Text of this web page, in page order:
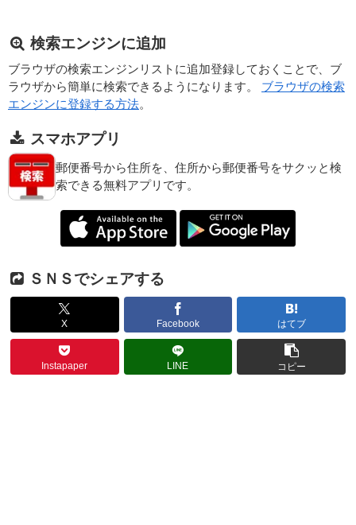
検索エンジンに追加
ブラウザの検索エンジンリストに追加登録しておくことで、ブ
ラウザから簡単に検索できるようになります。 ブラウザの検索
エンジンに登録する方法。
スマホアプリ
郵便番号から住所を、住所から郵便番号をサクッと検
索できる無料アプリです。
ＳＮＳでシェアする
X Facebook はてブ
Instapaper LINE コピー